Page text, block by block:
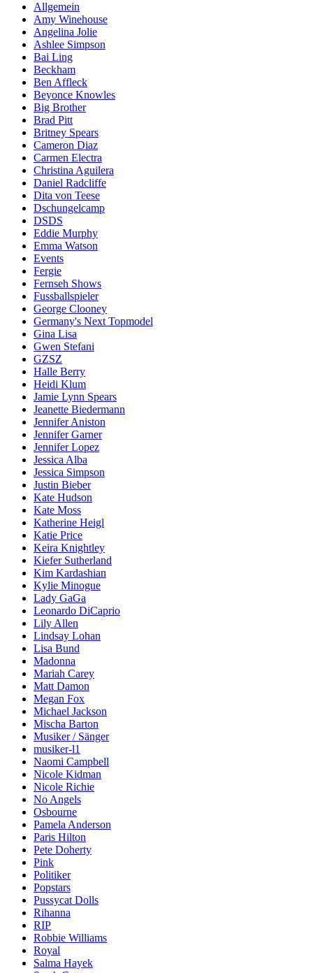
Allgemein
Amy Winehouse
Angelina Jolie
Ashlee Simpson
Bai Ling
Beckham
Ben Affleck
Beyonce Knowles
Big Brother
Brad Pitt
Britney Spears
Cameron Diaz
Carmen Electra
Christina Aguilera
Daniel Radcliffe
Dita von Teese
Dschungelcamp
DSDS
Eddie Murphy
Emma Watson
Events
Fergie
Fernseh Shows
Fussballspieler
George Clooney
Germany's Next Topmodel
Gina Lisa
Gwen Stefani
GZSZ
Halle Berry
Heidi Klum
Jamie Lynn Spears
Jeanette Biedermann
Jennifer Aniston
Jennifer Garner
Jennifer Lopez
Jessica Alba
Jessica Simpson
Justin Bieber
Kate Hudson
Kate Moss
Katherine Heigl
Katie Price
Keira Knightley
Kiefer Sutherland
Kim Kardashian
Kylie Minogue
Lady GaGa
Leonardo DiCaprio
Lily Allen
Lindsay Lohan
Lisa Bund
Madonna
Mariah Carey
Matt Damon
Megan Fox
Michael Jackson
Mischa Barton
Musiker / Sänger
musiker-l1
Naomi Campbell
Nicole Kidman
Nicole Richie
No Angels
Osbourne
Pamela Anderson
Paris Hilton
Pete Doherty
Pink
Politiker
Popstars
Pussycat Dolls
Rihanna
RIP
Robbie Williams
Royal
Salma Hayek